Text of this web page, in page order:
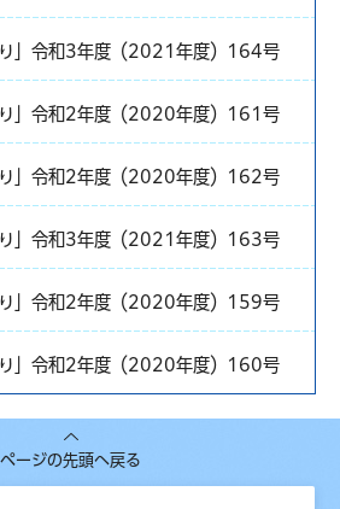
り」令和3年度（2021年度）164号
り」令和2年度（2020年度）161号
り」令和2年度（2020年度）162号
り」令和3年度（2021年度）163号
り」令和2年度（2020年度）159号
り」令和2年度（2020年度）160号
ページの先頭へ戻る